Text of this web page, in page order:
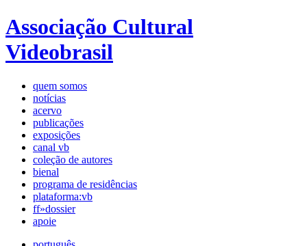
Associação Cultural
Videobrasil
quem somos
notícias
acervo
publicações
exposições
canal vb
coleção de autores
bienal
programa de residências
plataforma:vb
ff»dossier
apoie